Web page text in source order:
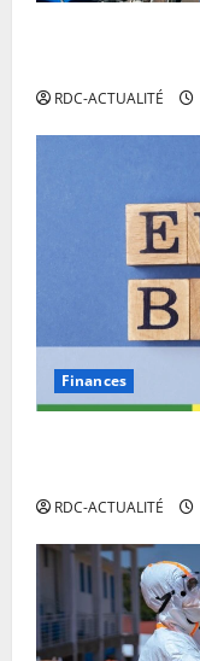
RDC-ACTUALITÉ
Finances
RDC-ACTUALITÉ